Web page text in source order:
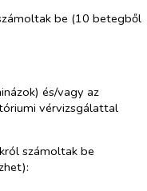
be (10 betegből
és/vagy az
vérvizsgálattal
számoltak be